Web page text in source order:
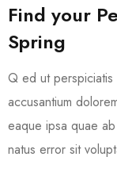
Find your
Spring
Q ed ut perspiciatis
accusantium
eaque ipsa quae
natus error sit